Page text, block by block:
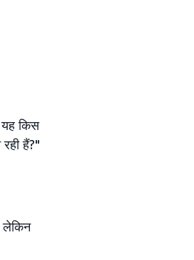
यह किस
हैं?"
लेकिन